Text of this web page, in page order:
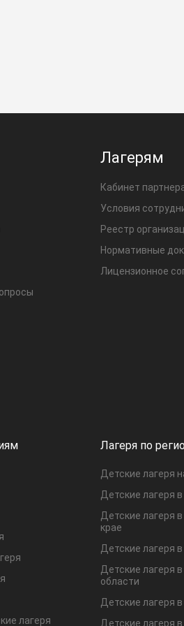
Лагерям
Кабинет
Условия
Реестр
Нормативные
Лицензионное
лагеря
Лагеря по
Детские лагеря
Детские лагеря
Детские лагеря
крае
Детские лагеря
Детские лагеря
области
Детские лагеря
Детские лагеря